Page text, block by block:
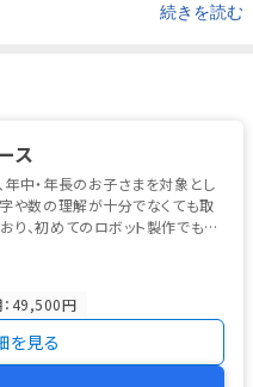
介など、自宅でも学びを深め
営事務局までお問い合わせく
続きを読む
ス
年中・年長のお子さまを対象とし
り、初めてのロボット製作でも無
49,500円
を見る